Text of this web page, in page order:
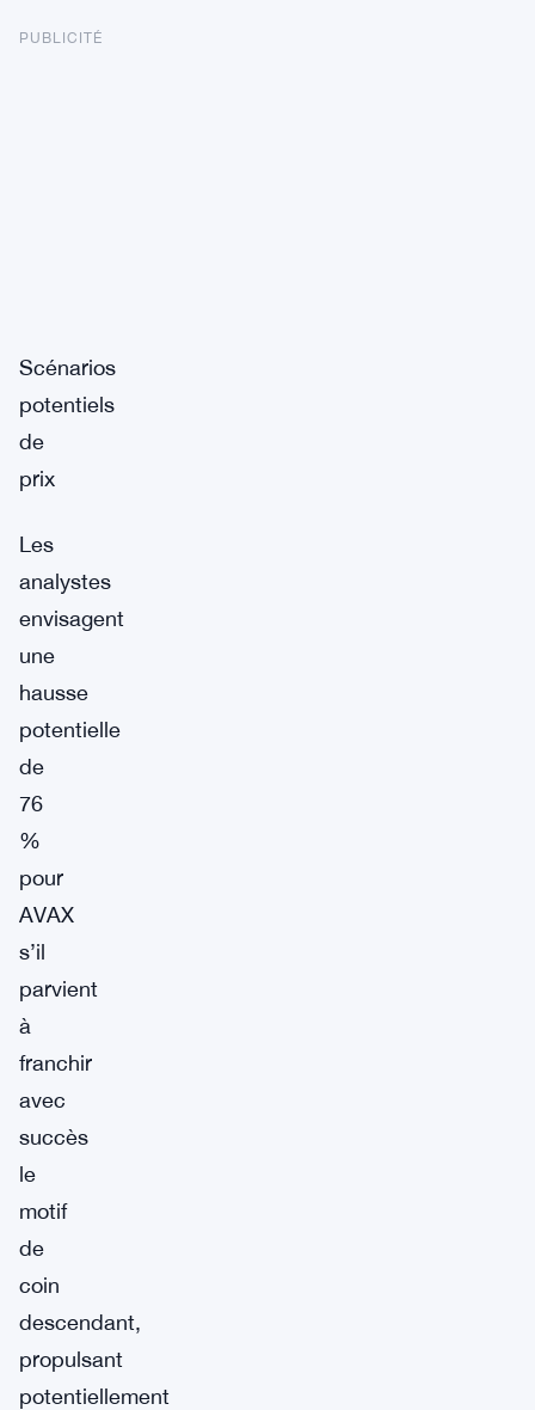
PUBLICITÉ
Scénarios
potentiels
de
prix
Les
analystes
envisagent
une
hausse
potentielle
de
76
%
pour
AVAX
s’il
parvient
à
franchir
avec
succès
le
motif
de
coin
descendant,
propulsant
potentiellement